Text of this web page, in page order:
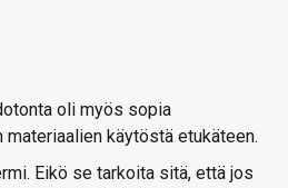
oli myös sopia
käytöstä etukäteen.
Eikö se tarkoita sitä, että jos